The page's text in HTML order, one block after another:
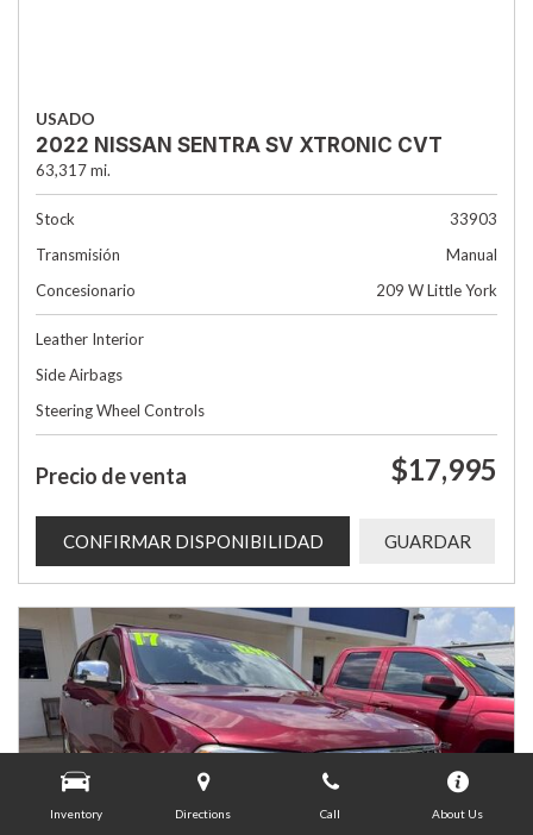
Inventory Directions Call About Us
USADO
2022 NISSAN SENTRA SV XTRONIC CVT
63,317 mi.
Stock
33903
Transmisión
Manual
Concesionario
209 W Little York
Leather Interior
Side Airbags
Steering Wheel Controls
Precio de venta $17,995
CONFIRMAR DISPONIBILIDAD GUARDAR